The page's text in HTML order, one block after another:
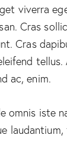
viverra
Cras
Cras
ac, enim.
omnis iste